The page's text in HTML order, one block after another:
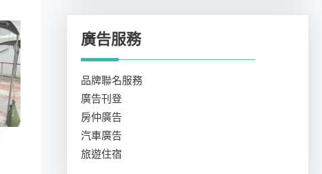
廣告服務
品牌聯名服務
廣告刊登
房仲廣告
汽車廣告
旅遊住宿